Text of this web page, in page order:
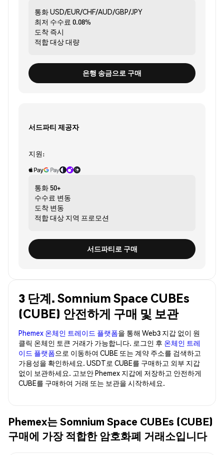
통화USD/EUR/CHF/AUD/GBP/JPY
최저 수수료 0.08%
도착 즉시
적합 대상대량
은행 송금으로 구매
서드파티 제공자
지원:
통화 50+
수수료 변동
도착 변동
적합 대상 지역 프로모션
서드파티로 구매
3 단계. Somnium Space CUBEs
(CUBE) 안전하게 구매 및 보관
Phemex 온체인 트레이드 플랫폼을 통해 Web3 지갑 없이 원
클릭 온체인 토큰 거래가 가능합니다. 로그인 후 온체인 트레
이드 플랫폼으로 이동하여 CUBE 또는 계약 주소를 검색하고
가용성을 확인하세요. USDT로 CUBE를 구매하고 외부 지갑
없이 보관하세요. 고보안 Phemex 지갑에 저장하고 안전하게
CUBE를 구매하여 거래 또는 보관을 시작하세요.
Phemex는 Somnium Space CUBEs (CUBE)
구매에 가장 적합한 암호화폐 거래소입니다